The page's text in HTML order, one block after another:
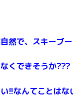
然で、スキーブ
くできそうか
!!なんてことはな